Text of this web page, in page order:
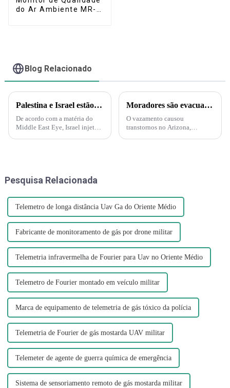
do Ar Ambiente MR-A
Blog Relacionado
Palestina e Israel estão iniciando uma guerra biológica e química. A Força Delta aparece e injeta gás nervoso em túneis subterrâneos em Gaza!
De acordo com a matéria do
Middle East Eye, Israel injetará
compreensível...
Moradores são evacuados após vazamento de ácido nítrico no Arizona – Mas o que é esse ácido?
O vazamento causou
transtornos no Arizona,
Pesquisa Relacionada
Telemetro de longa distância Uav Ga do Oriente Médio
Fabricante de monitoramento de gás por drone militar
Telemetria infravermelha de Fourier para Uav no Oriente Médio
Telemetro de Fourier montado em veículo militar
Marca de equipamento de telemetria de gás tóxico da polícia
Telemetria de Fourier de gás mostarda UAV militar
Telemeter de agente de guerra química de emergência
Sistema de sensoriamento remoto de gás mostarda militar